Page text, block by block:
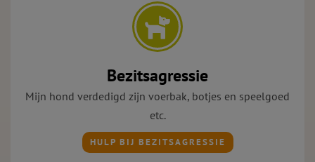
Bezitsagressie
Mijn hond verdedigd zijn voerbak, botjes en speelgoed
etc.
HULP BIJ BEZITSAGRESSIE